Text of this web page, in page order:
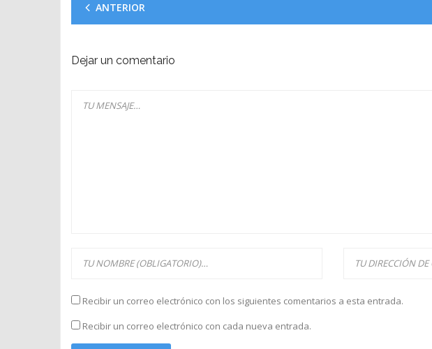
ANTERIOR
Dejar un comentario
Recibir un correo electrónico con los siguientes comentarios a esta entrada.
Recibir un correo electrónico con cada nueva entrada.